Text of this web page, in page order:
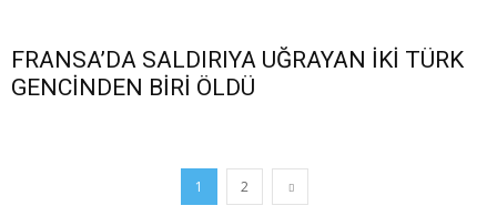
FRANSA’DA SALDIRIYA UĞRAYAN İKİ TÜRK
GENCİNDEN BİRİ ÖLDÜ
1 2